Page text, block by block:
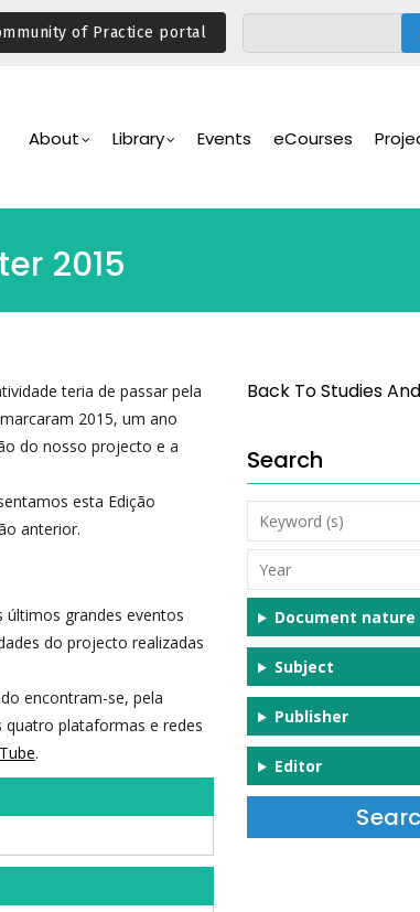
of Practice portal
Navigation
About Library Events eCourses
2015
teria de passar pela
2015, um ano
do nosso projecto e a
esta Edição
anterior.
últimos grandes eventos
do projecto realizadas
encontram-se, pela
plataformas e redes
.
Back To Studies
Search
Keyword
(s)
Year
Document nature
Subject
Publisher
Editor